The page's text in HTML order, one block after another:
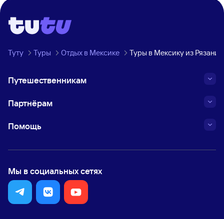
Туту Туры Отдых в Мексике Туры в Мексику из Рязани
Путешественникам
Партнёрам
Помощь
Мы в социальных сетях